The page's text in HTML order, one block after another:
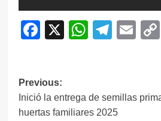
Facebook
X
Navegación
de
Previous:
Inició la entrega de semillas
huertas familiares 2025